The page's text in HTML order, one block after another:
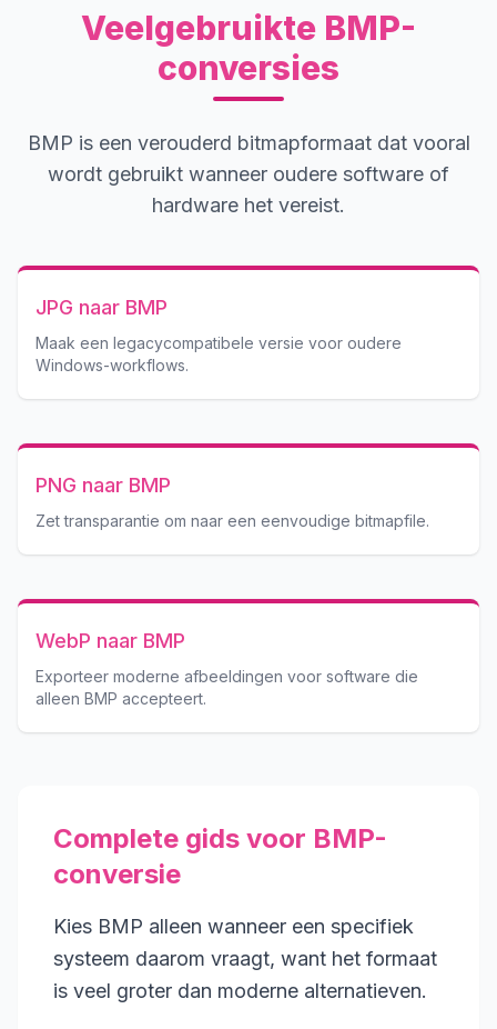
Veelgebruikte BMP-
conversies
BMP is een verouderd bitmapformaat dat vooral
wordt gebruikt wanneer oudere software of
hardware het vereist.
JPG naar BMP
Maak een legacycompatibele versie voor oudere
Windows-workflows.
PNG naar BMP
Zet transparantie om naar een eenvoudige bitmapfile.
WebP naar BMP
Exporteer moderne afbeeldingen voor software die
alleen BMP accepteert.
Complete gids voor BMP-
conversie
Kies BMP alleen wanneer een specifiek
systeem daarom vraagt, want het formaat
is veel groter dan moderne alternatieven.